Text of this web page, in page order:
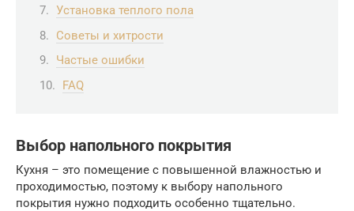
Установка теплого пола
Советы и хитрости
Частые ошибки
FAQ
Выбор напольного покрытия
Кухня – это помещение с повышенной влажностью и
проходимостью, поэтому к выбору напольного
покрытия нужно подходить особенно тщательно.